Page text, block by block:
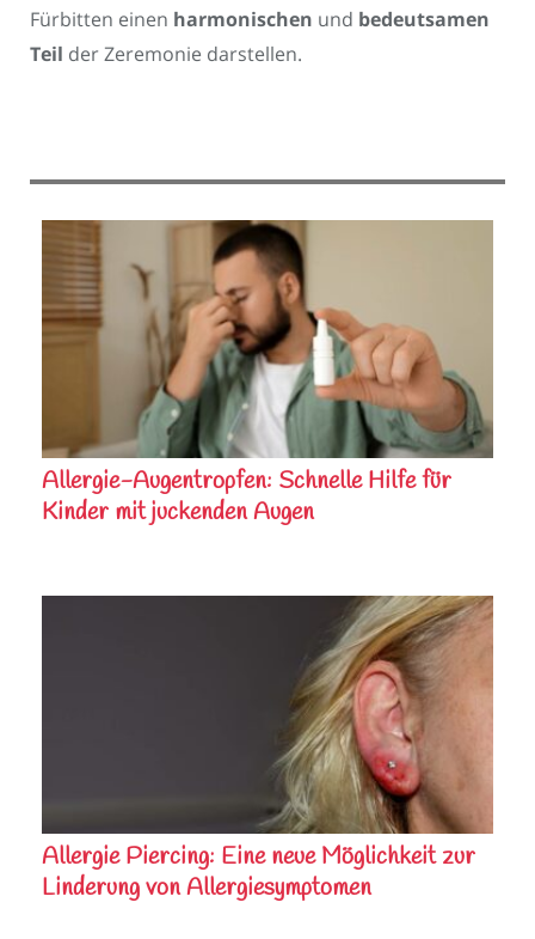
Fürbitten einen harmonischen und bedeutsamen
Teil der Zeremonie darstellen.
Allergie-Augentropfen: Schnelle Hilfe für
Kinder mit juckenden Augen
Allergie Piercing: Eine neue Möglichkeit zur
Linderung von Allergiesymptomen